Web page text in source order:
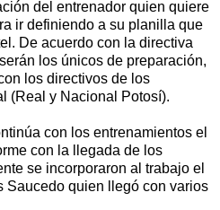
del entrenador quien quiere
ir definiendo a su planilla que
De acuerdo con la directiva
los únicos de preparación,
los directivos de los
(Real y Nacional Potosí).
con los entrenamientos el
con la llegada de los
se incorporaron al trabajo el
Saucedo quien llegó con varios